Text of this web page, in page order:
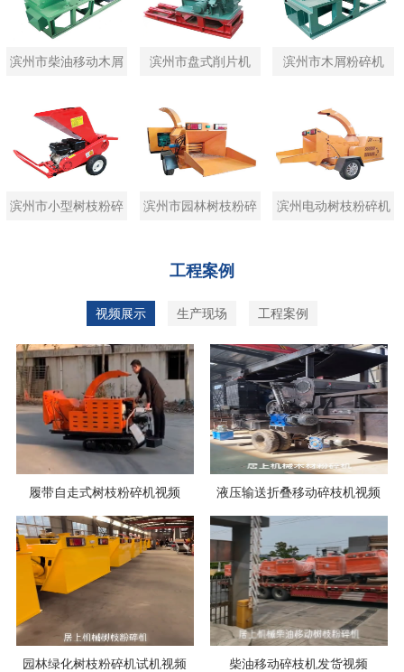
滨州市柴油移动木屑
滨州市盘式削片机 滨州市木屑粉碎机
滨州市小型树枝粉碎
滨州市园林树枝粉碎
滨州电动树枝粉碎机
工程案例
视频展示 生产现场 工程案例
履带自走式树枝粉碎机视频 液压输送折叠移动碎枝机视频
园林绿化树枝粉碎机试机视频 柴油移动碎枝机发货视频